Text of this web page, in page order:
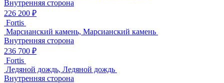
Внутренняя сторона
226 200 ₽
Fortis
Марсианский камень, Марсианский камень
Внутренняя сторона
236 700 ₽
Fortis
Ледяной дождь, Ледяной дождь
Внутренняя сторона